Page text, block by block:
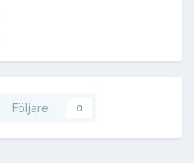
Följare 0